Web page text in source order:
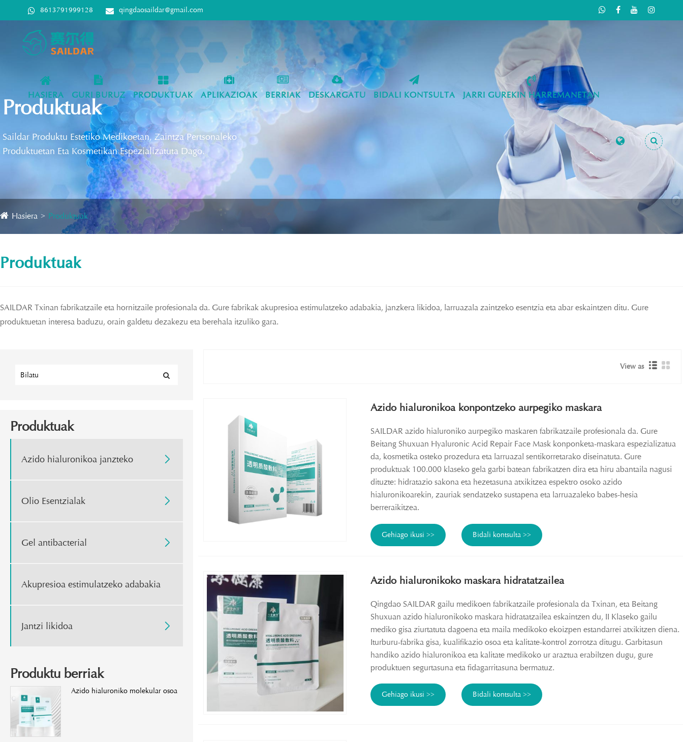
8613791999128 qingdaosaildar@gmail.com
HASIERA GURI BURUZ PRODUKTUAK APLIKAZIOAK BERRIAK DESKARGATU BIDALI KONTSULTA JARRI GUREKIN HARREMANETAN
Produktuak
Saildar Produktu Estetiko Medikoetan, Zaintza Pertsonaleko
Produktuetan Eta Kosmetikan Espezializatuta Dago.
Hasiera Produktuak
Produktuak
SAILDAR Txinan fabrikatzaile eta hornitzaile profesionala da. Gure fabrikak akupresioa estimulatzeko adabakia, janzkera likidoa, larruazala zaintzeko esentzia eta abar eskaintzen ditu. Gure
produktuetan interesa baduzu, orain galdetu dezakezu eta berehala itzuliko gara.
Produktuak
Azido hialuronikoa janzteko 
Olio Esentzialak 
Gel antibacterial 
Akupresioa estimulatzeko adabakia
Jantzi likidoa 
Produktu berriak
Azido hialuroniko molekular osoa
View as
Azido hialuronikoa konpontzeko aurpegiko maskara
SAILDAR azido hialuroniko aurpegiko maskaren fabrikatzaile profesionala da. Gure
Beitang Shuxuan Hyaluronic Acid Repair Face Mask konponketa-maskara espezializatua
da, kosmetika osteko prozedura eta larruazal sentikorretarako diseinatuta. Gure
produktuak 100.000 klaseko gela garbi batean fabrikatzen dira eta hiru abantaila nagusi
dituzte: hidratazio sakona eta hezetasuna atxikitzea espektro osoko azido
hialuronikoarekin, zauriak sendatzeko sustapena eta larruazaleko babes-hesia
berreraikitzea.
Gehiago ikusi >> Bidali kontsulta >>
Azido hialuronikoko maskara hidratatzailea
Qingdao SAILDAR gailu medikoen fabrikatzaile profesionala da Txinan, eta Beitang
Shuxuan azido hialuronikoko maskara hidratatzailea eskaintzen du, II Klaseko gailu
mediko gisa ziurtatuta dagoena eta maila medikoko ekoizpen estandarrei atxikitzen diena.
Iturburu-fabrika gisa, kualifikazio osoa eta kalitate-kontrol zorrotza ditugu. Garbitasun
handiko azido hialuronikoa eta kalitate medikoko ur araztua erabiltzen dugu, gure
produktuen segurtasuna eta fidagarritasuna bermatuz.
Gehiago ikusi >> Bidali kontsulta >>